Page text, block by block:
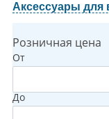
Аксессуары для
Розничная цена
От
До